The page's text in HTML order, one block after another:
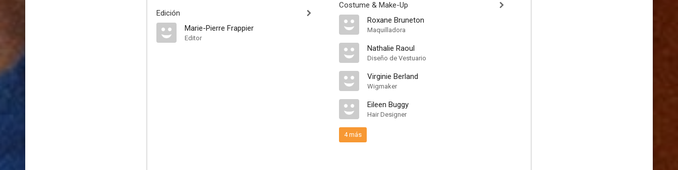
Edición
Marie-Pierre Frappier
Editor
Costume & Make-Up
Roxane Bruneton
Maquilladora
Nathalie Raoul
Diseño de Vestuario
Virginie Berland
Wigmaker
Eileen Buggy
Hair Designer
4 más